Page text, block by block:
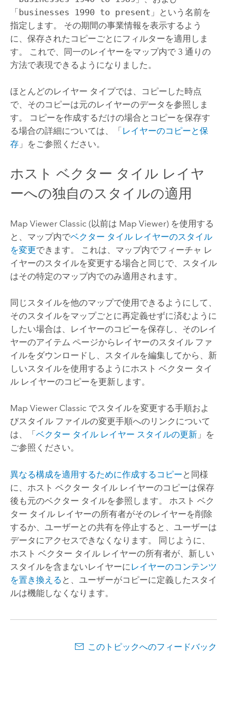
「businesses 1990 to present 」という名前を
指定します。 その期間の事業情報を表示するよう
に、保存されたコピーごとにフィルターを適用しま
す。 これで、同一のレイヤーをマップ内で 3 通りの
方法で表現できるようになりました。
ほとんどのレイヤー タイプでは、コピーした時点
で、そのコピーは元のレイヤーのデータを参照しま
す。 コピーを作成するだけの場合とコピーを保存す
る場合の詳細については、「レイヤーのコピーと保
存」をご参照ください。
ホスト ベクター タイル レイヤ
ーへの独自のスタイルの適用
Map Viewer Classic (以前は Map Viewer) を使用する
と、マップ内でベクター タイル レイヤーのスタイル
を変更できます。 これは、マップ内でフィーチャ レ
イヤーのスタイルを変更する場合と同じで、スタイル
はその特定のマップ内でのみ適用されます。
同じスタイルを他のマップで使用できるようにして、
そのスタイルをマップごとに再定義せずに済むように
したい場合は、レイヤーのコピーを保存し、そのレイ
ヤーのアイテム ページからレイヤーのスタイル ファ
イルをダウンロードし、スタイルを編集してから、新
しいスタイルを使用するようにホスト ベクター タイ
ル レイヤーのコピーを更新します。
Map Viewer Classic でスタイルを変更する手順およ
びスタイル ファイルの変更手順へのリンクについて
は、「 ベクター タイル レイヤー スタイルの更新」を
ご参照ください。
異なる構成を適用するために作成するコピー と同様
に、ホスト ベクター タイル レイヤーのコピーは保存
後も元のベクター タイルを参照します。 ホスト ベク
ター タイル レイヤーの所有者がそのレイヤーを削除
するか、ユーザーとの共有を停止すると、ユーザーは
データにアクセスできなくなります。 同じように、
ホスト ベクター タイル レイヤーの所有者が、新しい
スタイルを含まないレイヤーに レイヤーのコンテンツ
を置き換える と、ユーザーがコピーに定義したスタイ
ルは機能しなくなります。
このトピックへのフィードバック